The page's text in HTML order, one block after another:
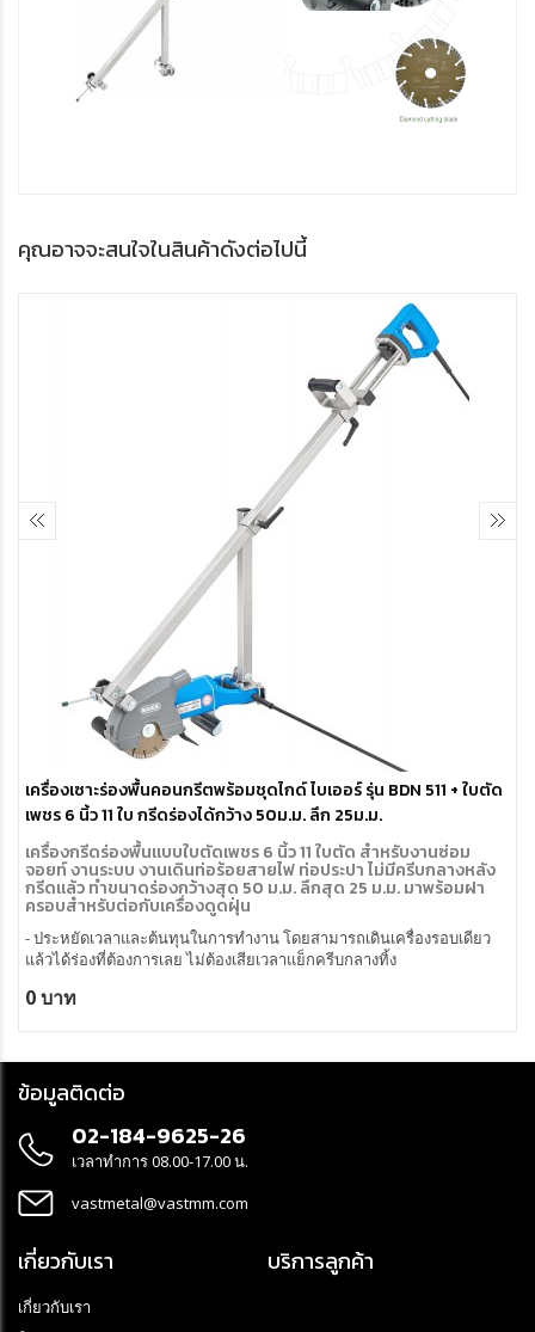
คุณอาจจะสนใจในสินค้าดังต่อไปนี้
เครื่องเซาะร่องพื้นคอนกรีตพร้อมชุดไกด์ ไบเออร์ รุ่น BDN 511 + ใบตัด
เพชร 6 นิ้ว 11 ใบ กรีดร่องได้กว้าง 50ม.ม. ลึก 25ม.ม.
เครื่องกรีดร่องพื้นแบบใบตัดเพชร 6 นิ้ว 11 ใบตัด สำหรับงานซ่อม
จอยท์ งานระบบ งานเดินท่อร้อยสายไฟ ท่อประปา ไม่มีครีบกลางหลัง
กรีดแล้ว ทำขนาดร่องกว้างสุด 50 ม.ม. ลึกสุด 25 ม.ม. มาพร้อมฝา
ครอบสำหรับต่อกับเครื่องดูดฝุ่น
- ประหยัดเวลาและต้นทุนในการทำงาน โดยสามารถเดินเครื่องรอบเดียว
แล้วได้ร่องที่ต้องการเลย ไม่ต้องเสียเวลาแย็กครีบกลางทิ้ง
เหมาะสม กรีดได้แม้ในวัสดุที่แข็งมาก เช่น คอนกรีตเสริมเหล็ก
- สามารถปรับร่องความลึกของการกรีดได้ถึง 25 ม.ม. โดยใช้มือขันปรับได้
เลยไม่ต้องใช้เครื่องมือเสริมอื่นๆ
0 บาท
ข้อมูลติดต่อ
02-184-9625-26
เวลาทำการ 08.00-17.00 น.
vastmetal@vastmm.com
เกี่ยวกับเรา
เกี่ยวกับเรา
บริการลูกค้า